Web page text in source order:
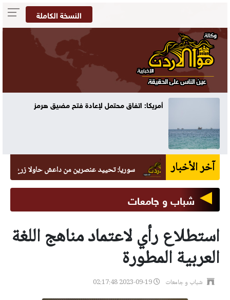
النسخة الكاملة
أمريكا: اتفاق محتمل لإعادة فتح مضيق هرمز
آخر الأخبار سوريا: تحييد عنصرين من داعش حاولا زرع عبوة في
شباب و جامعات
استطلاع رأي لاعتماد مناهج اللغة
العربية المطورة
شباب و جامعات